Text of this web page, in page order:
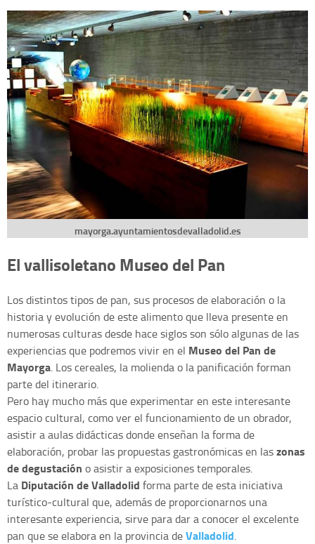
mayorga.ayuntamientosdevalladolid.es
El vallisoletano Museo del Pan
Los distintos tipos de pan, sus procesos de elaboración o la
historia y evolución de este alimento que lleva presente en
numerosas culturas desde hace siglos son sólo algunas de las
experiencias que podremos vivir en el Museo del Pan de
Mayorga. Los cereales, la molienda o la panificación forman
parte del itinerario.
Pero hay mucho más que experimentar en este interesante
espacio cultural, como ver el funcionamiento de un obrador,
asistir a aulas didácticas donde enseñan la forma de
elaboración, probar las propuestas gastronómicas en laszonas
de degustación o asistir a exposiciones temporales.
La Diputación de Valladolid forma parte de esta iniciativa
turístico-cultural que, además de proporcionarnos una
interesante experiencia, sirve para dar a conocer el excelente
pan que se elabora en la provincia deValladolid.